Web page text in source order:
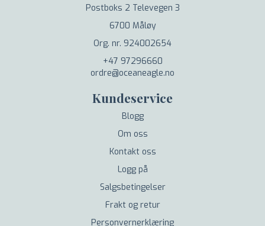
Postboks 2 Televegen 3
6700 Måløy
Org. nr. 924002654
+47 97296660
ordre@oceaneagle.no
Kundeservice
Blogg
Om oss
Kontakt oss
Logg på
Salgsbetingelser
Frakt og retur
Personvernerklæring